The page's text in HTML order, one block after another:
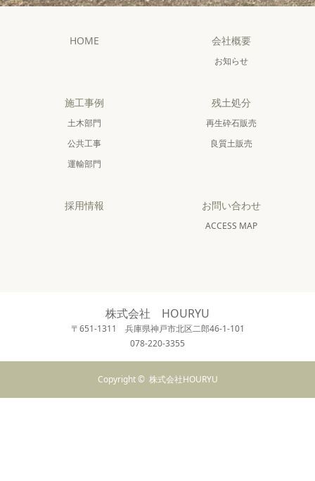
HOME 会社概要
お知らせ
施工事例
土木部門
公共工事
運輸部門
残土処分
再生砕石販売
良質土販売
採用情報 お問い合わせ
ACCESS MAP
株式会社 HOURYU
〒651-1311 兵庫県神戸市北区二郎46-1-101
078-220-3355
Copyright © 株式会社HOURYU